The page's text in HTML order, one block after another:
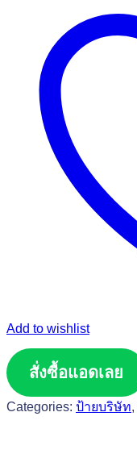
Add to wishlist
สั่งซื้อแอดเลย
Categories: ป้ายบริษัท,